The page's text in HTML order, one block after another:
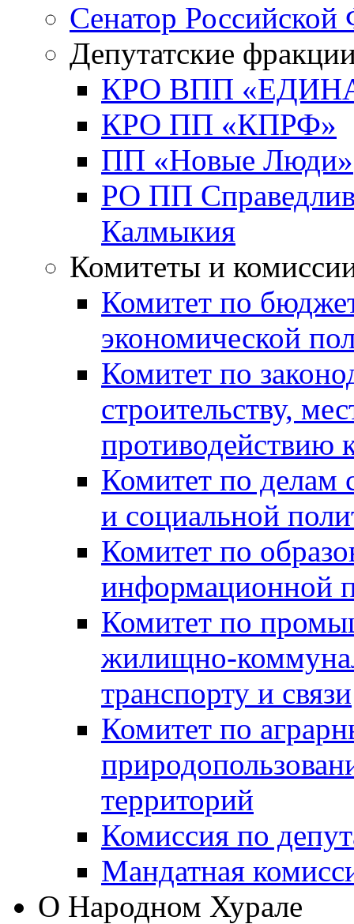
Сенатор Российской
Депутатские
КРО ВПП
КРО ПП «КПРФ»
ПП «Новые Люди»
РО ПП
Калмыкия
Комитеты и
Комитет по
экономической
Комитет по
строительству,
противодействию
Комитет по делам
и социальной
Комитет по
информационной
Комитет по
жилищно-
транспорту и связи
Комитет по
территорий
Комиссия по
Мандатная
О Народном Хурале